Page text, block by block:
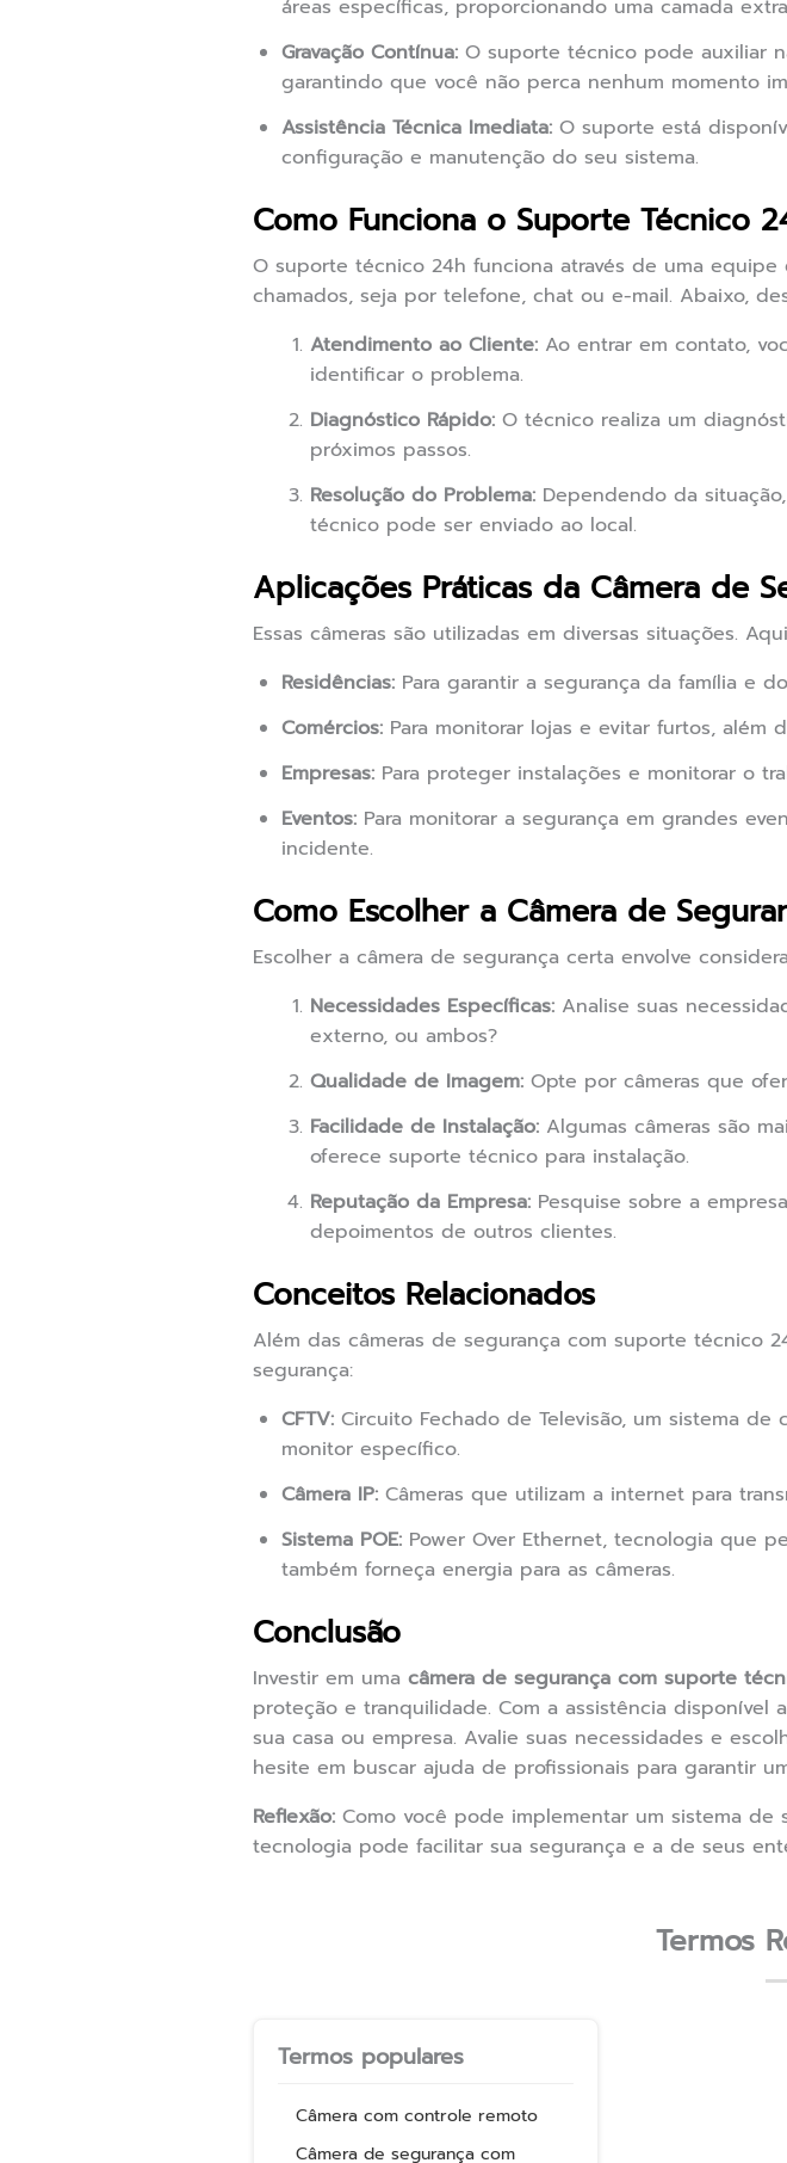
áreas específicas, proporcionando uma camada
Gravação Contínua: O suporte técnico pode auxiliar
garantindo que você não perca nenhum momento
Assistência Técnica Imediata: O suporte está
configuração e manutenção do seu sistema.
Como Funciona o Suporte Técnico
O suporte técnico 24h funciona através de uma
chamados, seja por telefone, chat ou e-mail. Abaixo,
Atendimento ao Cliente: Ao entrar em contato,
identificar o problema.
Diagnóstico Rápido: O técnico realiza um
próximos passos.
Resolução do Problema: Dependendo da
técnico pode ser enviado ao local.
Aplicações Práticas da Câmera de
Essas câmeras são utilizadas em diversas situações.
Residências: Para garantir a segurança da família e
Comércios: Para monitorar lojas e evitar furtos, além
Empresas: Para proteger instalações e monitorar o
Eventos: Para monitorar a segurança em grandes
incidente.
Como Escolher a Câmera de
Escolher a câmera de segurança certa envolve
Necessidades Específicas: Analise suas
externo, ou ambos?
Qualidade de Imagem: Opte por câmeras que
Facilidade de Instalação: Algumas câmeras são
oferece suporte técnico para instalação.
Reputação da Empresa: Pesquise sobre a
depoimentos de outros clientes.
Conceitos Relacionados
Além das câmeras de segurança com suporte técnico
segurança:
CFTV: Circuito Fechado de Televisão, um sistema
monitor específico.
Câmera IP: Câmeras que utilizam a internet para
Sistema POE: Power Over Ethernet, tecnologia que
também forneça energia para as câmeras.
Conclusão
Investir em uma câmera de segurança com suporte
proteção e tranquilidade. Com a assistência
sua casa ou empresa. Avalie suas necessidades e
hesite em buscar ajuda de profissionais para garantir
Reflexão: Como você pode implementar um sistema de
tecnologia pode facilitar sua segurança e a de seus
Termos
Termos populares
Câmera com controle remoto
Câmera de segurança com